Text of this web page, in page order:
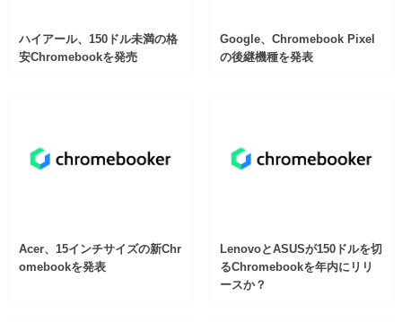
ハイアール、150ドル未満の格
安Chromebookを発売
Google、Chromebook Pixel
の後継機種を発表
Acer、15インチサイズの新Chr
omebookを発表
LenovoとASUSが150ドルを切
るChromebookを年内にリリ
ースか？